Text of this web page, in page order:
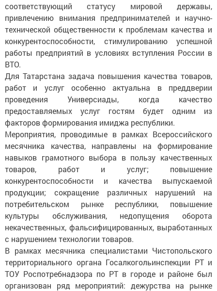
соответствующий статусу мировой державы,
привлечению внимания предпринимателей и научно-
технической общественности к проблемам качества и
конкурентоспособности, стимулированию успешной
работы предприятий в условиях вступления России в
ВТО.
Для Татарстана задача повышения качества товаров,
работ и услуг особенно актуальна в преддверии
проведения Универсиады, когда качест­во
предоставляемых услуг гостям будет одним из
факторов формирования имиджа республики.
Мероприятия, проводимые в рамках Всероссийского
месячника качест­ва, направлены на формирование
навыков грамотного выбора в пользу качественных
товаров, работ и услуг; повышение
конкурентоспособности и качества выпускаемой
продукции; сокращение различных нарушений на
потребительском рынке республики, повышение
культуры обслуживания, недопущения оборота
некачественных, фальсифицированных, выработанных
с нарушением технологии товаров.
В рамках месячника специалистами Чистопольского
территориального органа Госалкогольинспекции РТ и
ТОУ Роспотребнадзора по РТ в городе и районе был
организован ряд мероприятий: дежурства на рынке